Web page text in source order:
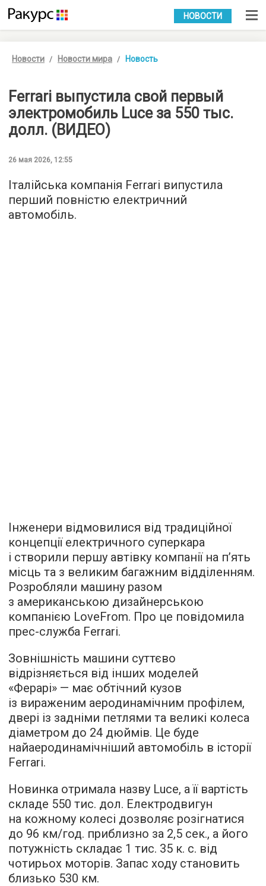
УКР РУС
НОВОСТИ
Новости Новости мира Новость
Ferrari выпустила свой первый
электромобиль Luce за 550 тыс.
долл. (ВИДЕО)
26 мая 2026, 12:55
Італійська компанія Ferrari випустила
перший повністю електричний
автомобіль.
Інженери відмовилися від традиційної
концепції електричного суперкара
і створили першу автівку компанії на пʼять
місць та з великим багажним відділенням.
Розробляли машину разом
з американською дизайнерською
компанією LoveFrom. Про це повідомила
прес-служба Ferrari.
Зовнішність машини суттєво
відрізняється від інших моделей
«Ферарі» — має обтічний кузов
із вираженим аеродинамічним профілем,
двері із задніми петлями та великі колеса
діаметром до 24 дюймів. Це буде
найаеродинамічніший автомобіль в історії
Ferrari.
Новинка отримала назву Luce, а її вартість
складе 550 тис. дол. Електродвигун
на кожному колесі дозволяє розігнатися
до 96 км/год. приблизно за 2,5 сек., а його
потужність складає 1 тис. 35 к. с. від
чотирьох моторів. Запас ходу становить
близько 530 км.